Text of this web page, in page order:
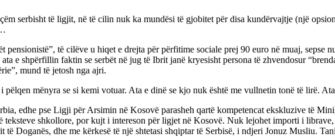
serbisht të ligjit, në të cilin nuk ka mundësi të gjobitet për disa kundërvajtje (një
të cilëve u hiqet e drejta për përfitime sociale prej 90 euro në muaj, sepse
e shpërfillin faktin se serbët në jug të Ibrit janë kryesisht persona të zhvendosur
mund të jetosh nga ajri.
pëlqen mënyra se si kemi votuar. Ata e dinë se kjo nuk është me vullnetin tonë të lirë.
edhe pse Ligji për Arsimin në Kosovë parasheh qartë kompetencat ekskluzive të
teksteve shkollore, por kujt i intereson për ligjet në Kosovë. Nuk lejohet importi i
Doganës, dhe me kërkesë të një shtetasi shqiptar të Serbisë, i ndjeri Jonuz Musliu.